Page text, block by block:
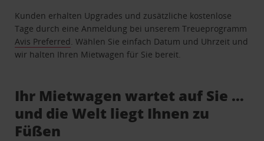
Kunden erhalten Upgrades und zusätzliche kostenlose
Tage durch eine Anmeldung bei unserem Treueprogramm
Avis Preferred . Wählen Sie einfach Datum und Uhrzeit und
wir halten Ihren Mietwagen für Sie bereit.
Ihr Mietwagen wartet auf Sie …
und die Welt liegt Ihnen zu
Füßen